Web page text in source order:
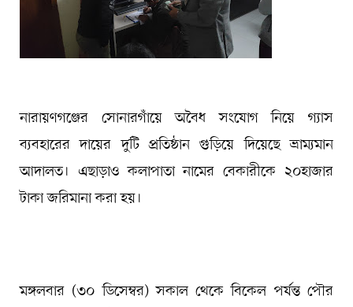
নারায়ণগঞ্জের সোনারগাঁয়ে অবৈধ সংযোগ নিয়ে গ্যাস
ব্যবহারের দায়ের দুটি প্রতিষ্ঠান গুড়িয়ে দিয়েছে ভ্রাম্যমান
আদালত। এছাড়াও কলাপাতা নামের বেকারীকে ২০হাজার
টাকা জরিমানা করা হয়।
মঙ্গলবার (৩০ ডিসেম্বর) সকাল থেকে বিকেল পর্যন্ত পৌর